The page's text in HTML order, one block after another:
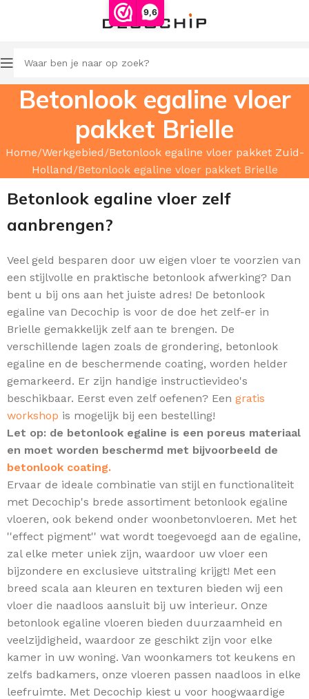
9,6
Betonlook egaline vloer
pakket Brielle
Home Werkgebied Betonlook egaline vloer pakket Zuid-
Holland Betonlook egaline vloer pakket Brielle
Betonlook egaline vloer zelf
aanbrengen?
Veel geld besparen door uw eigen vloer te voorzien van
een stijlvolle en praktische betonlook afwerking? Dan
bent u bij ons aan het juiste adres! De betonlook
egaline van Decochip is voor de doe het zelf-er in
Brielle gemakkelijk zelf aan te brengen. De
verschillende lagen zoals de grondering, betonlook
egaline en de beschermende coating, worden helder
gemarkeerd. Er zijn handige instructievideo's
beschikbaar. Eerst even zelf oefenen? Een gratis
workshop is mogelijk bij een bestelling!
Let op: de betonlook egaline is een poreus materiaal
en moet worden beschermd met bijvoorbeeld de
betonlook coating.
Ervaar de ideale combinatie van stijl en functionaliteit
met Decochip's brede assortiment betonlook egaline
vloeren, ook bekend onder woonbetonvloeren. Met het
''effect pigment'' wat wordt toegevoegd aan de egaline,
zal elke meter uniek zijn, waardoor uw vloer een
bijzondere en exclusieve uitstraling krijgt! Met een
breed scala aan kleuren en texturen bieden wij een
vloer die naadloos aansluit bij uw interieur. Onze
betonlook egaline vloeren bieden duurzaamheid en
veelzijdigheid, waardoor ze geschikt zijn voor elke
kamer in uw woning. Van woonkamers tot keukens en
zelfs badkamers, onze vloeren passen naadloos in elke
leefruimte. Met Decochip kiest u voor hoogwaardige